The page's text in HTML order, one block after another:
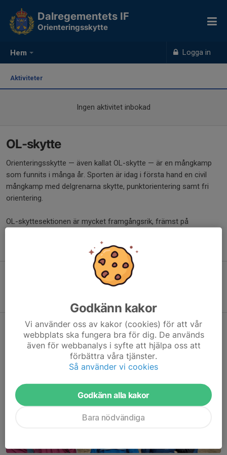
Hem Logga in
Dalregementets IF
Orienteringsskytte
Aktiviteter
Ingen aktivitet inbokad
OL-skytte
Orienteringsskytte — även kallat OL-skytte — är en mångkamp
som funnits i många år. Sporten är idag i första hand en civil
mångkamp med delgrenarna skytte, punktorientering samt fri
orientering.
OL-skyttesektionen är mycket framgångsrik, främst på
Intensiv vår för OL-skyttesektionen
14 jun, 18:10 1 kommentar
Godkänn kakor
Vi använder oss av kakor (cookies) för att vår
webbplats ska fungera bra för dig. De används
även för webbanalys i syfte att hjälpa oss att
förbättra våra tjänster.
Så använder vi cookies
Godkänn alla kakor
Bara nödvändiga